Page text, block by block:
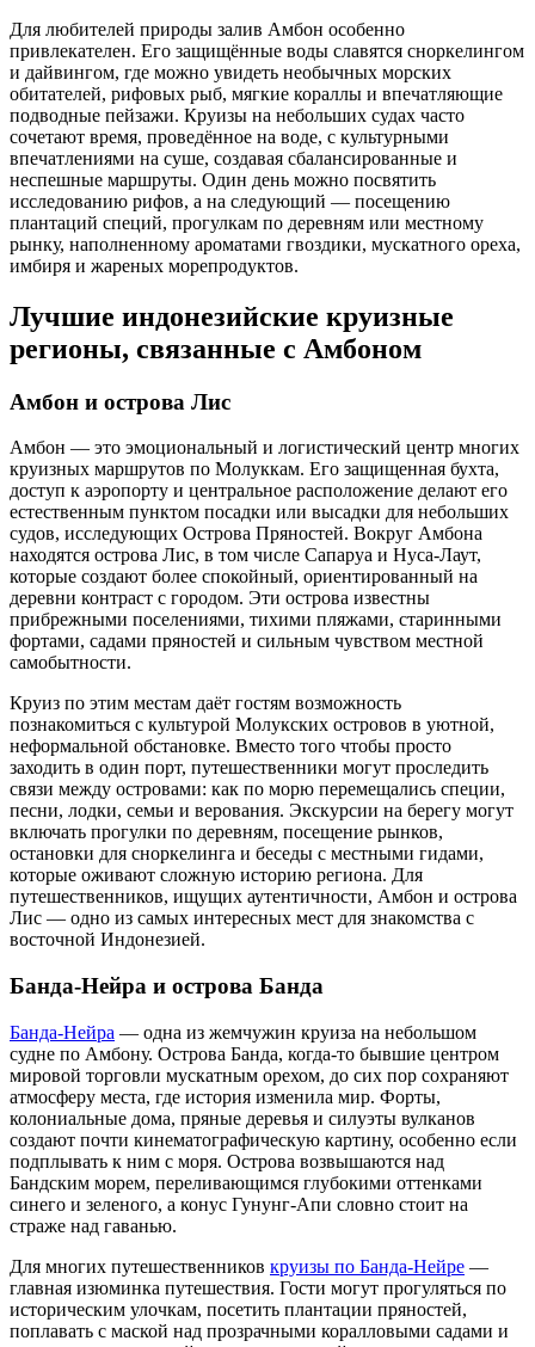
Для любителей природы залив Амбон особенно
привлекателен. Его защищённые воды славятся сноркелингом
и дайвингом, где можно увидеть необычных морских
обитателей, рифовых рыб, мягкие кораллы и впечатляющие
подводные пейзажи. Круизы на небольших судах часто
сочетают время, проведённое на воде, с культурными
впечатлениями на суше, создавая сбалансированные и
неспешные маршруты. Один день можно посвятить
исследованию рифов, а на следующий — посещению
плантаций специй, прогулкам по деревням или местному
рынку, наполненному ароматами гвоздики, мускатного ореха,
имбиря и жареных морепродуктов.
Лучшие индонезийские круизные
регионы, связанные с Амбоном
Амбон и острова Лис
Амбон — это эмоциональный и логистический центр многих
круизных маршрутов по Молуккам. Его защищенная бухта,
доступ к аэропорту и центральное расположение делают его
естественным пунктом посадки или высадки для небольших
судов, исследующих Острова Пряностей. Вокруг Амбона
находятся острова Лис, в том числе Сапаруа и Нуса-Лаут,
которые создают более спокойный, ориентированный на
деревни контраст с городом. Эти острова известны
прибрежными поселениями, тихими пляжами, старинными
фортами, садами пряностей и сильным чувством местной
самобытности.
Круиз по этим местам даёт гостям возможность
познакомиться с культурой Молукских островов в уютной,
неформальной обстановке. Вместо того чтобы просто
заходить в один порт, путешественники могут проследить
связи между островами: как по морю перемещались специи,
песни, лодки, семьи и верования. Экскурсии на берегу могут
включать прогулки по деревням, посещение рынков,
остановки для сноркелинга и беседы с местными гидами,
которые оживают сложную историю региона. Для
путешественников, ищущих аутентичности, Амбон и острова
Лис — одно из самых интересных мест для знакомства с
восточной Индонезией.
Банда-Нейра и острова Банда
Банда-Нейра — одна из жемчужин круиза на небольшом
судне по Амбону. Острова Банда, когда-то бывшие центром
мировой торговли мускатным орехом, до сих пор сохраняют
атмосферу места, где история изменила мир. Форты,
колониальные дома, пряные деревья и силуэты вулканов
создают почти кинематографическую картину, особенно если
подплывать к ним с моря. Острова возвышаются над
Бандским морем, переливающимся глубокими оттенками
синего и зеленого, а конус Гунунг-Апи словно стоит на
страже над гаванью.
Для многих путешественников круизы по Банда-Нейре —
главная изюминка путешествия. Гости могут прогуляться по
историческим улочкам, посетить плантации пряностей,
поплавать с маской над прозрачными коралловыми садами и